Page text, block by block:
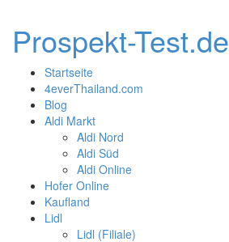
Prospekt-Test.de
Startseite
4everThailand.com
Blog
Aldi Markt
Aldi Nord
Aldi Süd
Aldi Online
Hofer Online
Kaufland
Lidl
Lidl (Filiale)